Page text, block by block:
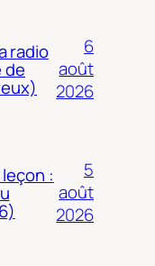
radio
de
6
août
2026
:
5
août
2026